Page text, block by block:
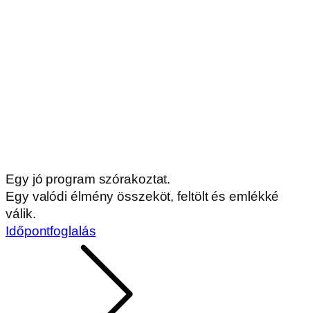
Egy jó program szórakoztat.
Egy valódi élmény összeköt, feltölt és emlékké
válik.
Időpontfoglalás